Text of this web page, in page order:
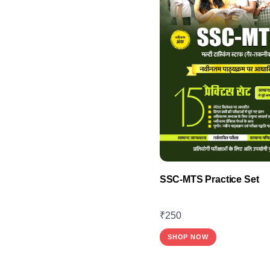
options
may
be
chosen
on
the
product
page
SSC-MTS Practice Set
₹250
SHOP NOW